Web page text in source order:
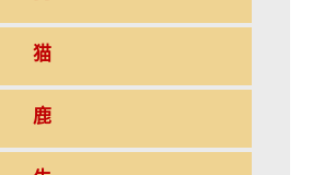
猫
鹿